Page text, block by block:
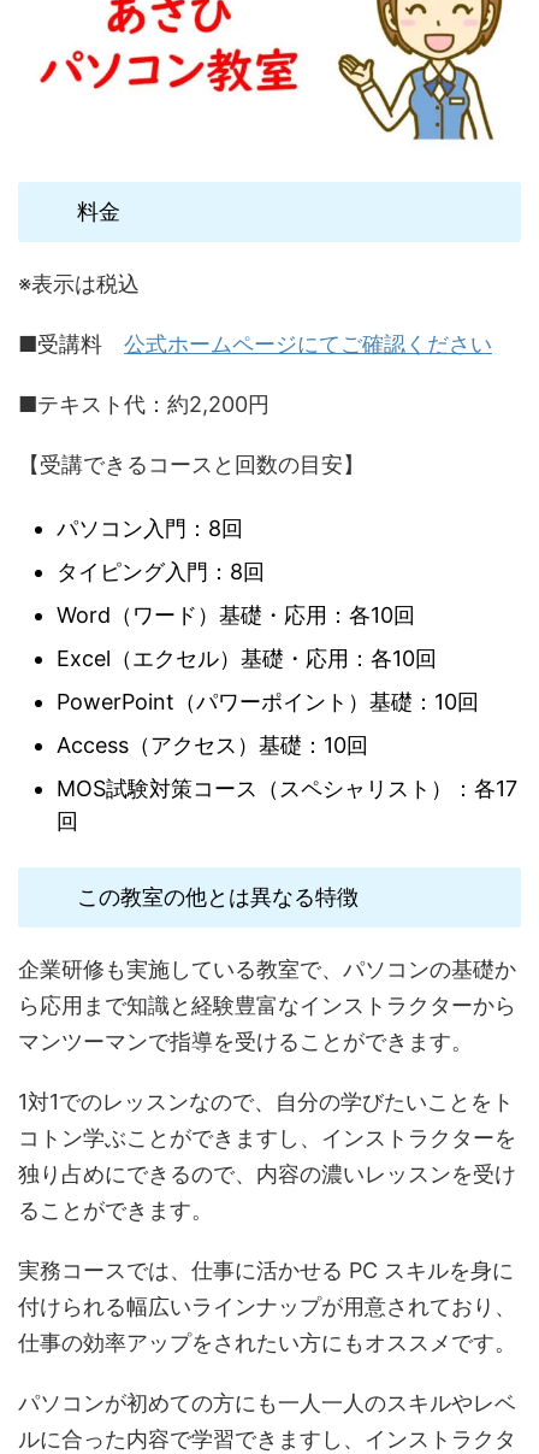
料金
※表示は税込
■受講料 公式ホームページにてご確認ください
■テキスト代：約2,200円
【受講できるコースと回数の目安】
パソコン入門：8回
タイピング入門：8回
Word（ワード）基礎・応用：各10回
Excel（エクセル）基礎・応用：各10回
PowerPoint（パワーポイント）基礎：10回
Access（アクセス）基礎：10回
MOS試験対策コース（スペシャリスト）：各17
回
この教室の他とは異なる特徴
企業研修も実施している教室で、パソコンの基礎か
ら応用まで知識と経験豊富なインストラクターから
マンツーマンで指導を受けることができます。
1対1でのレッスンなので、自分の学びたいことをト
コトン学ぶことができますし、インストラクターを
独り占めにできるので、内容の濃いレッスンを受け
ることができます。
実務コースでは、仕事に活かせる PC スキルを身に
付けられる幅広いラインナップが用意されており、
仕事の効率アップをされたい方にもオススメです。
パソコンが初めての方にも一人一人のスキルやレベ
ルに合った内容で学習できますし、インストラクタ